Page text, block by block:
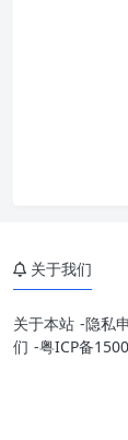
关于我们
关于本站 -隐私
们 -粤ICP备